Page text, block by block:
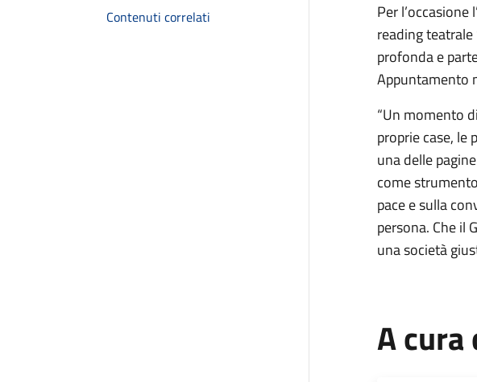
Contenuti correlati
Per
reading
profonda e
Appuntamento
“Un momento
proprie case, le
una delle
come
pace e sulla
persona. Che il
una società
A cura